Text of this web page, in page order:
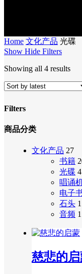
Home 文化产品 光碟
Show Hide Filters
Showing all 4 results
Filters
Close
商品分类
文化产品 27
书籍
光碟 4
唱诵
电子
石头 1
音频 1
慈悲的